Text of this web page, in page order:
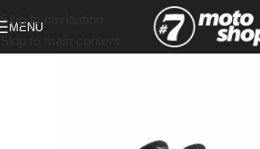
Skip to navigation
MENU